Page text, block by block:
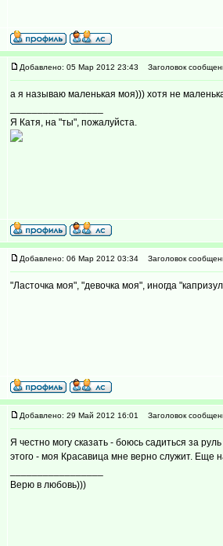
Добавлено: 05 Мар 2012 23:43 Заголовок
а я называю маленькая моя))) хотя не
Я Катя, на "ты", пожалуйста.
Добавлено: 06 Мар 2012 03:34 Заголовок
"Ласточка моя", "девочка моя", иногда
Добавлено: 29 Май 2012 16:01 Заголовок
Я честно могу сказать - боюсь садиться за
этого - моя Красавица мне верно служит.
Верю в любовь)))